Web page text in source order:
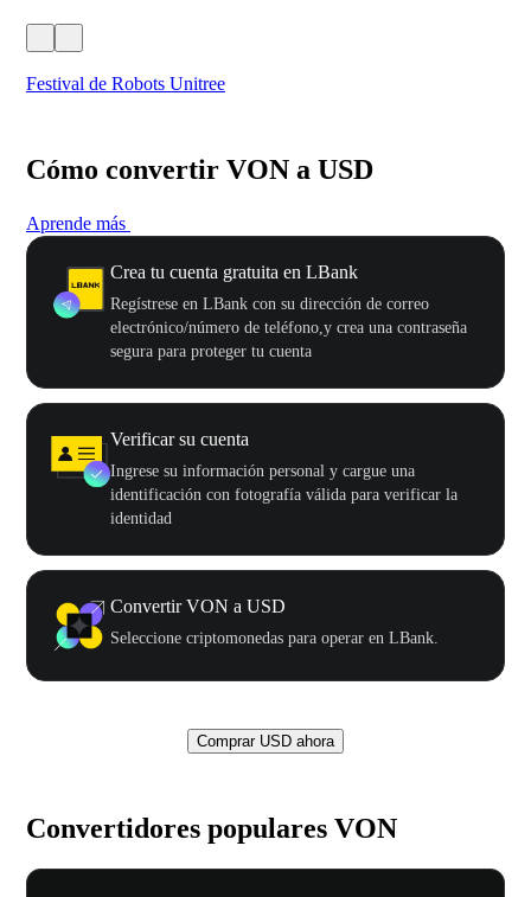
Festival de Robots Unitree
Cómo convertir VON a USD
Aprende más
Crea tu cuenta gratuita en LBank
Regístrese en LBank con su dirección de correo
electrónico/número de teléfono,y crea una contraseña
segura para proteger tu cuenta
Verificar su cuenta
Ingrese su información personal y cargue una
identificación con fotografía válida para verificar la
identidad
Convertir VON a USD
Seleccione criptomonedas para operar en LBank.
Comprar USD ahora
Convertidores populares VON